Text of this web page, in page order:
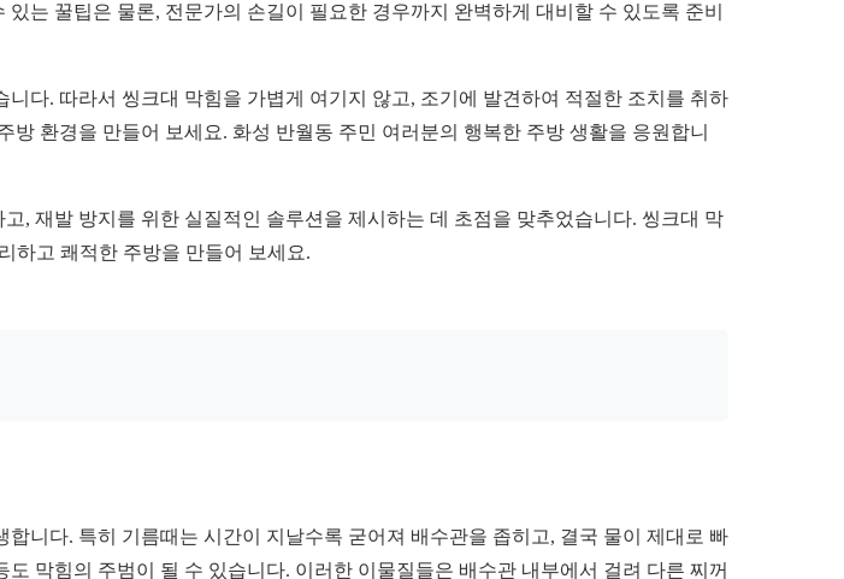
는 꿀팁은 물론, 전문가의 손길이 필요한 경우까지 완벽하게 대비할 수 있도록 준비
다. 따라서 씽크대 막힘을 가볍게 여기지 않고, 조기에 발견하여 적절한 조치를 취하
환경을 만들어 보세요. 화성 반월동 주민 여러분의 행복한 주방 생활을 응원합니
, 재발 방지를 위한 실질적인 솔루션을 제시하는 데 초점을 맞추었습니다. 씽크대 막
하고 쾌적한 주방을 만들어 보세요.
니다. 특히 기름때는 시간이 지날수록 굳어져 배수관을 좁히고, 결국 물이 제대로 빠
막힘의 주범이 될 수 있습니다. 이러한 이물질들은 배수관 내부에서 걸려 다른 찌꺼